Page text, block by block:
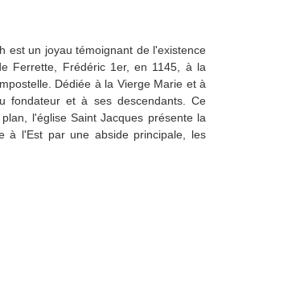
est un joyau témoignant de l'existence
Ferrette, Frédéric 1er, en 1145, à la
Dédiée à la Vierge Marie et à
fondateur et à ses descendants. Ce
l'église Saint Jacques présente la
à l'Est par une abside principale, les